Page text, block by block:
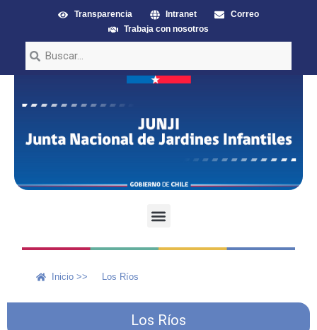
Transparencia Intranet
Correo
Trabaja con nosotros
Inicio >> Los Ríos
Los Ríos